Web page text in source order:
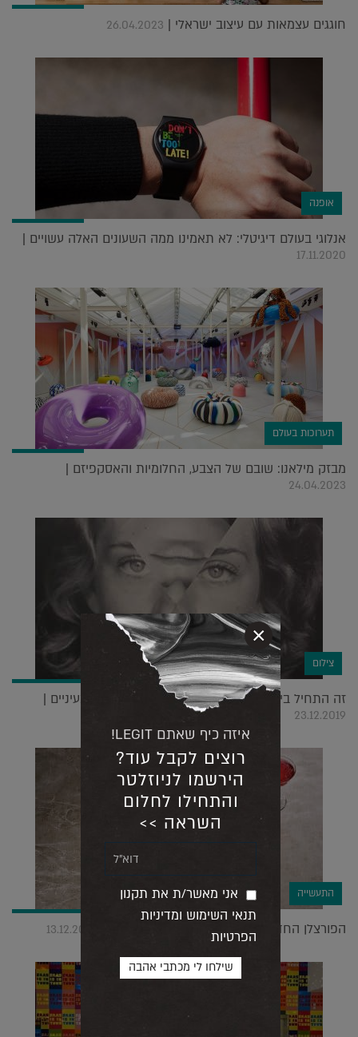
חוגגים עצמאות עם עיצוב ישראלי | 26.04.2023
אופנה
אנלוגי בעולם דיגיטלי: לא תאמינו ממה השעונים האלה עשויים |
17.11.2020
תערוכות בעולם
מבזק מילאנו: שובם של הצבע, החלומיות והאסקפיזם |
24.04.2023
צילום
זה התחיל ביום סתווי בפריז כשהיה לה מבט עצוב בעיניים |
23.12.2019
התעשייה
הפורצלן החדש משנה את חוקי המשחק בבית | 13.12.2019
איזה כיף שאתם LEGIT!
רוצים לקבל עוד?
הירשמו לניוזלטר
והתחילו לחלום
השראה >>
אני מאשר/ת את תקנון
תנאי השימוש ומדיניות
הפרטיות
×